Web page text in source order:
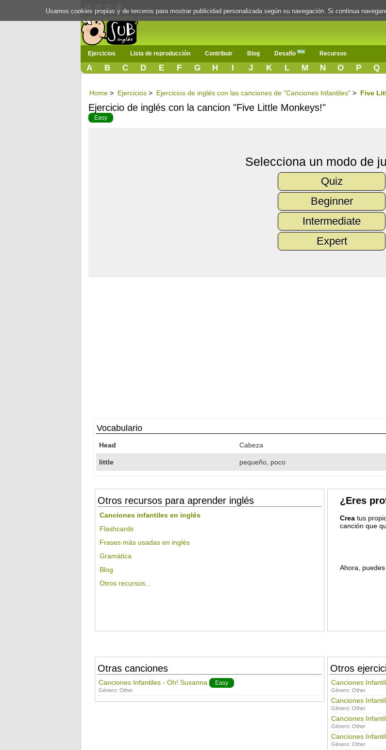
Ejercicios Lista de reproducción Contribuir Blog Desafío Recursos
A B C D E F G H I J K L M N O P Q
Home > Ejercicios > Ejercicios de inglés con las canciones de "Canciones Infantiles" > Five
Ejercicio de inglés con la cancion "Five Little Monkeys!"
Easy
Selecciona un modo de
Quiz
Beginner
Intermediate
Expert
Vocabulario
Head Cabeza
little pequeño, poco
Otros recursos para aprender inglés
Canciones infantiles en inglés
Flashcards
Frases más usadas en inglés
Gramática
Blog
Otros recursos...
¿Eres
Creatus
canción que
Ahora, puedes
Otras canciones
Canciones Infantiles - Oh! Susanna Easy
Género: Other
Otros
Canciones
Género: Other
Canciones
Género: Other
Canciones
Género: Other
Canciones
Género: Other
Usamos cookies propias y de terceros para mostrar publicidad personalizada según su navegación. Si continua